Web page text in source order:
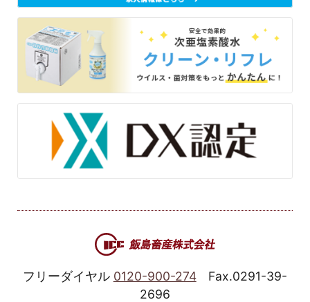
フリーダイヤル 0120-900-274
Fax.0291-39-
2696